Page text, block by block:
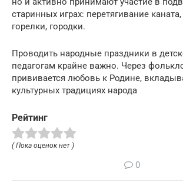
старинных играх: перетягивание каната,
горелки, городки.
Проводить народные праздники в
педагогам крайне важно. Через
прививается любовь к Родине,
культурных традициях народа
Рейтинг
( Пока оценок нет )
0